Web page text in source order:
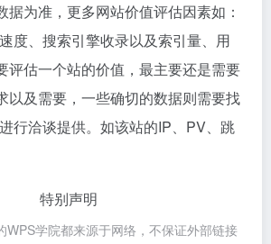
据为准，更多网站价值评估因素如：
度、搜索引擎收录以及索引量、用
评估一个站的价值，最主要还是需要
以及需要，一些确切的数据则需要找
行洽谈提供。如该站的IP、PV、跳
特别声明
WPS学院都来源于网络，不保证外部链接